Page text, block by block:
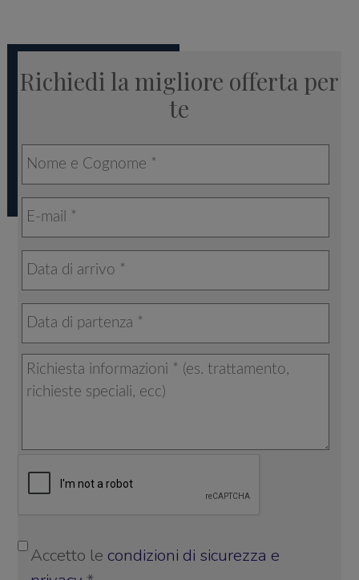
Richiedi la migliore offerta per
te
Accetto le condizioni di sicurezza e